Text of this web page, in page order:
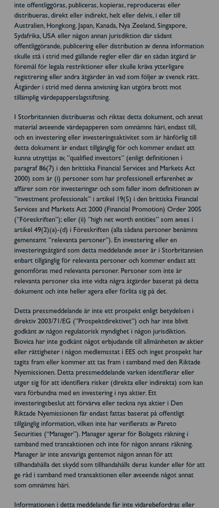
inte offentliggöras, publiceras, kopieras, reproduceras eller
distribueras, direkt eller indirekt, helt eller delvis, i eller till
Australien, Hongkong, Japan, Kanada, Nya Zeeland, Singapore,
Sydafrika, USA eller någon annan jurisdiktion där sådant
offentliggörande, publicering eller distribution av denna information
skulle stå i strid med gällande regler eller där en sådan åtgärd är
föremål för legala restriktioner eller skulle kräva ytterligare
registrering eller andra åtgärder än vad som följer av svensk rätt.
Åtgärder i strid med denna anvisning kan utgöra brott mot
tillämplig värdepapperslagstiftning.
I Storbritannien distribueras och riktas detta dokument, och annat
material avseende värdepapperen som omnämns häri, endast till,
och en investering eller investeringsaktivitet som är hänförlig till
detta dokument är endast tillgänglig för och kommer endast att
kunna utnyttjas av, ”qualified investors” (enligt definitionen i
paragraf 86(7) i den brittiska Financial Services and Markets Act
2000) som är (i) personer som har professionell erfarenhet av
affärer som rör investeringar och som faller inom definitionen av
”investment professionals” i artikel 19(5) i den brittiska Financial
Services and Markets Act 2000 (Financial Promotion) Order 2005
(”Föreskriften”); eller (ii) ”high net worth entities” som avses i
artikel 49(2)(a)-(d) i Föreskriften (alla sådana personer benämns
gemensamt ”relevanta personer”). En investering eller en
investeringsåtgärd som detta meddelande avser är i Storbritannien
enbart tillgänglig för relevanta personer och kommer endast att
genomföras med relevanta personer. Personer som inte är
relevanta personer ska inte vidta några åtgärder baserat på detta
dokument och inte heller agera eller förlita sig på det.
Detta pressmeddelande är inte ett prospekt enligt betydelsen i
direktiv 2003/71/EG (”Prospektdirektivet”) och har inte blivit
godkänt av någon regulatorisk myndighet i någon jurisdiktion.
Biovica har inte godkänt något erbjudande till allmänheten av aktier
eller rättigheter i någon medlemsstat i EES och inget prospekt har
tagits fram eller kommer att tas fram i samband med den Riktade
Nyemissionen. Detta pressmeddelande varken identifierar eller
utger sig för att identifiera risker (direkta eller indirekta) som kan
vara förbundna med en investering i nya aktier. Ett
investeringsbeslut att förvärva eller teckna nya aktier i Den
Riktade Nyemissionen får endast fattas baserat på offentligt
tillgänglig information, vilken inte har verifierats av Pareto
Securities (“Manager”). Manager agerar för Bolagets räkning i
samband med transaktionen och inte för någon annans räkning.
Manager är inte ansvariga gentemot någon annan för att
tillhandahålla det skydd som tillhandahålls deras kunder eller för att
ge råd i samband med transaktionen eller avseende något annat
som omnämns häri.
Informationen i detta meddelande får inte vidarebefordras eller